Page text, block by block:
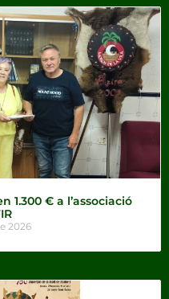
1.300 € a l’associació
2026